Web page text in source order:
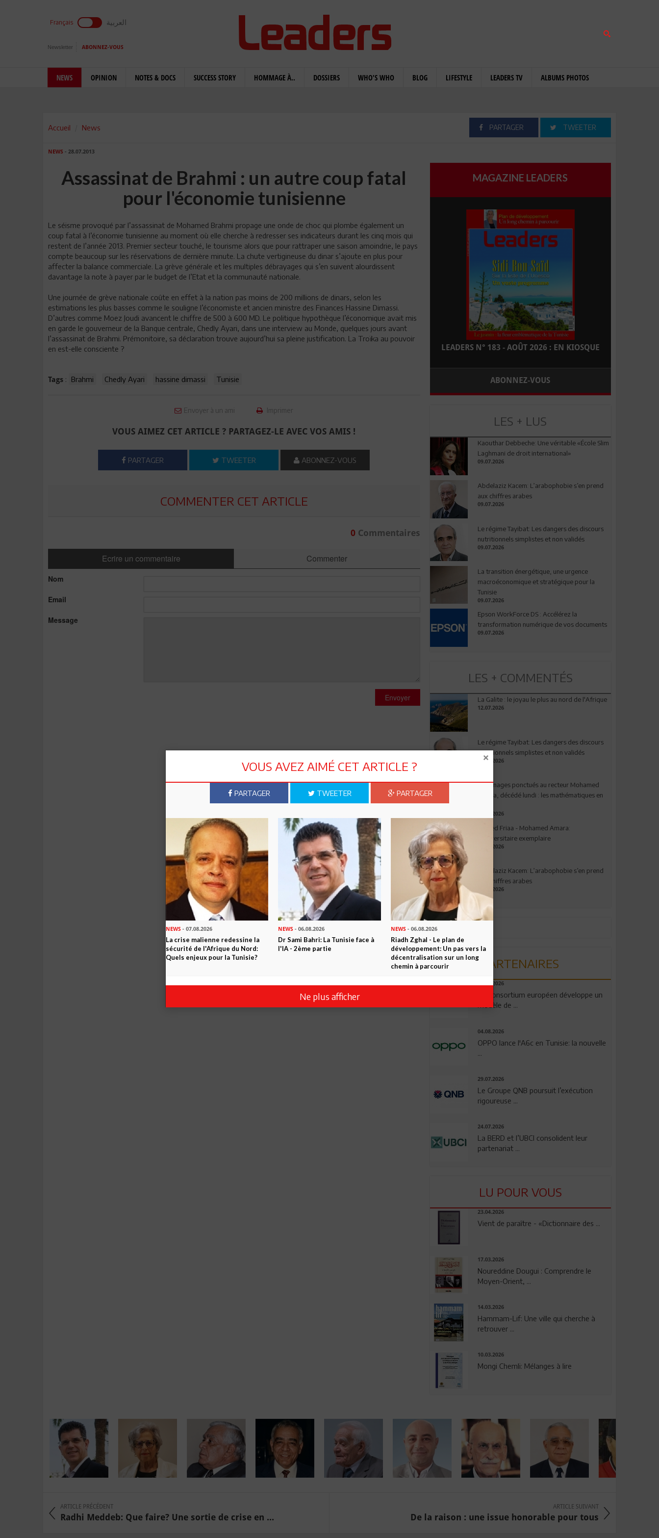
Français العربية
Newsletter ABONNEZ-VOUS
NEWS OPINION NOTES & DOCS SUCCESS STORY HOMMAGE À.. DOSSIERS WHO'S WHO BLOG LIFESTYLE LEADERS TV ALBUMS PHOTOS
Accueil News PARTAGER TWEETER
NEWS - 28.07.2013
Assassinat de Brahmi : un autre coup fatal
pour l'économie tunisienne
Le séisme provoqué par l’assassinat de Mohamed Brahmi propage une onde de choc qui plombe également un
coup fatal à l’économie tunisienne au moment où elle cherche à redresser ses indicateurs durant les cinq mois qui
restent de l’année 2013. Premier secteur touché, le tourisme alors que pour rattraper une saison amoindrie, le pays
compte beaucoup sur les réservations de dernière minute. La chute vertigineuse du dinar s’ajoute en plus pour
affecter la balance commerciale. La grève générale et les multiples débrayages qui s’en suivent alourdissent
davantage la note à payer par le budget de l’Etat et la communauté nationale.
Une journée de grève nationale coûte en effet à la nation pas moins de 200 millions de dinars, selon les
estimations les plus basses comme le souligne l’économiste et ancien ministre des Finances Hassine Dimassi.
D’autres comme Moez Joudi avancent le chiffre de 500 à 600 MD. Le politique hypothèque l’économique avait mis
en garde le gouverneur de la Banque centrale, Chedly Ayari, dans une interview au Monde, quelques jours avant
l’assassinat de Brahmi. Prémonitoire, sa déclaration trouve aujourd’hui sa pleine justification. La Troïka au pouvoir
en est-elle consciente ?
Tags : Brahmi Chedly Ayari hassine dimassi Tunisie
Envoyer à un ami Imprimer
VOUS AIMEZ CET ARTICLE ? PARTAGEZ-LE AVEC VOS AMIS !
PARTAGER TWEETER ABONNEZ-VOUS
COMMENTER CET ARTICLE
0Commentaires
Ecrire un commentaire Commenter
Nom
Email
Message
Envoyer
MAGAZINE LEADERS
LEADERS N° 183 - AOÛT 2026 : EN KIOSQUE
ABONNEZ-VOUS
LES + LUS
Kaouthar Debbeche: Une véritable «École Slim
Laghmani de droit international»
09.07.2026
Abdelaziz Kacem: L’arabophobie s’en prend
aux chiffres arabes
09.07.2026
Le régime Tayibat: Les dangers des discours
nutritionnels simplistes et non validés
09.07.2026
La transition énergétique, une urgence
macroéconomique et stratégique pour la
Tunisie
09.07.2026
Epson WorkForce DS : Accélérez la
transformation numérique de vos documents
09.07.2026
LES + COMMENTÉS
La Galite : le joyau le plus au nord de l'Afrique
12.07.2026
Le régime Tayibat: Les dangers des discours
nutritionnels simplistes et non validés
09.07.2026
Hommages ponctués au recteur Mohamed
Amara, décédé lundi : les mathématiques en
03.08.2026
Ahmed Friaa - Mohamed Amara:
l’Universitaire exemplaire
04.08.2026
Abdelaziz Kacem: L’arabophobie s’en prend
aux chiffres arabes
09.07.2026
PARTENAIRES
06.08.2026
Un consortium européen développe un
modèle de ...
04.08.2026
OPPO lance l'A6c en Tunisie: la nouvelle
29.07.2026
Le Groupe QNB poursuit l’exécution
rigoureuse ...
24.07.2026
La BERD et l’UBCI consolident leur
partenariat ...
LU POUR VOUS
23.04.2026
Vient de paraître - «Dictionnaire des ...
17.03.2026
Noureddine Dougui : Comprendre le
Moyen-Orient, ...
14.03.2026
Hammam-Lif: Une ville qui cherche à
retrouver ...
10.03.2026
Mongi Chemli: Mélanges à lire
ARTICLE PRÉCÉDENT
Radhi Meddeb: Que faire? Une sortie de crise en ...
ARTICLE SUIVANT
De la raison : une issue honorable pour tous
VOUS AVEZ AIMÉ CET ARTICLE ?
PARTAGER TWEETER PARTAGER
NEWS - 07.08.2026
La crise malienne redessine la
sécurité de l'Afrique du Nord:
Quels enjeux pour la Tunisie?
NEWS - 06.08.2026
Dr Sami Bahri: La Tunisie face à
l'IA - 2ème partie
NEWS- 06.08.2026
Riadh Zghal - Le plan de
développement: Un pas vers la
décentralisation sur un long
chemin à parcourir
Ne plus afficher